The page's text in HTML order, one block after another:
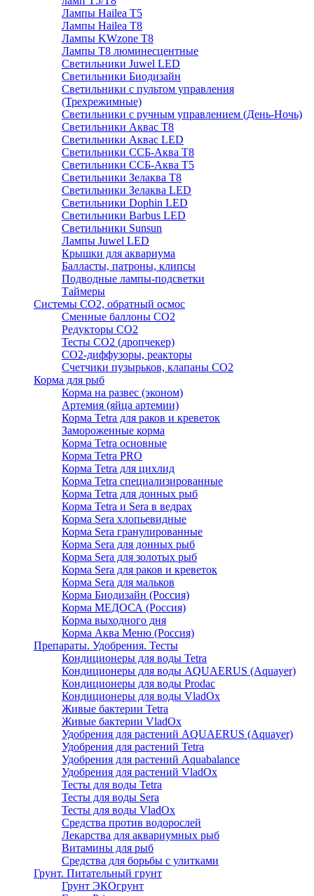
Лампы Hailea Т5
Лампы Hailea Т8
Лампы KWzone Т8
Лампы Т8 люминесцентные
Светильники Juwel LED
Светильники Биодизайн
Светильники с пультом управления
(Трехрежимные)
Светильники с ручным управлением (День-Ночь)
Светильники Аквас Т8
Светильники Аквас LED
Светильники ССБ-Аква Т8
Светильники ССБ-Аква Т5
Светильники Зелаква Т8
Светильники Зелаква LED
Светильники Dophin LED
Светильники Barbus LED
Светильники Sunsun
Лампы Juwel LED
Крышки для аквариума
Балласты, патроны, клипсы
Подводные лампы-подсветки
Таймеры
Системы CO2, обратный осмос
Сменные баллоны СО2
Редукторы СО2
Тесты CO2 (дропчекер)
СО2-диффузоры, реакторы
Счетчики пузырьков, клапаны СО2
Корма для рыб
Корма на развес (эконом)
Артемия (яйца артемии)
Корма Tetra для раков и креветок
Замороженные корма
Корма Tetra основные
Корма Tetra PRO
Корма Tetra для цихлид
Корма Tetra специализированные
Корма Tetra для донных рыб
Корма Tetra и Sera в ведрах
Корма Sera хлопьевидные
Корма Sera гранулированные
Корма Sera для донных рыб
Корма Sera для золотых рыб
Корма Sera для раков и креветок
Корма Sera для мальков
Корма Биодизайн (Россия)
Корма МЕДОСА (Россия)
Корма выходного дня
Корма Аква Меню (Россия)
Препараты. Удобрения. Тесты
Кондиционеры для воды Tetra
Кондиционеры для воды AQUAERUS (Aquayer)
Кондиционеры для воды Prodac
Кондиционеры для воды VladOx
Живые бактерии Tetra
Живые бактерии VladOx
Удобрения для растений AQUAERUS (Aquayer)
Удобрения для растений Tetra
Удобрения для растений Aquabalance
Удобрения для растений VladOx
Тесты для воды Tetra
Тесты для воды Sera
Тесты для воды VladOx
Средства против водорослей
Лекарства для аквариумных рыб
Витамины для рыб
Средства для борьбы с улитками
Грунт. Питательный грунт
Грунт ЭКОгрунт